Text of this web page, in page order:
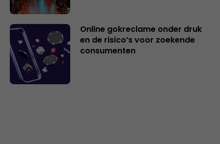
Online gokreclame onder druk
en de risico’s voor zoekende
consumenten